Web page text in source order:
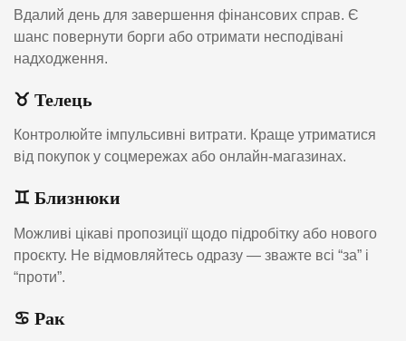
Вдалий день для завершення фінансових справ. Є
шанс повернути борги або отримати несподівані
надходження.
♉ Телець
Контролюйте імпульсивні витрати. Краще утриматися
від покупок у соцмережах або онлайн-магазинах.
♊ Близнюки
Можливі цікаві пропозиції щодо підробітку або нового
проєкту. Не відмовляйтесь одразу — зважте всі “за” і
“проти”.
♋ Рак